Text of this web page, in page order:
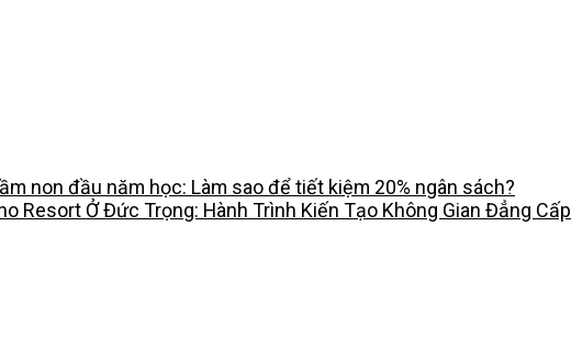
non đầu năm học: Làm sao để tiết kiệm 20% ngân sách?
Resort Ở Đức Trọng: Hành Trình Kiến Tạo Không Gian Đẳng Cấp